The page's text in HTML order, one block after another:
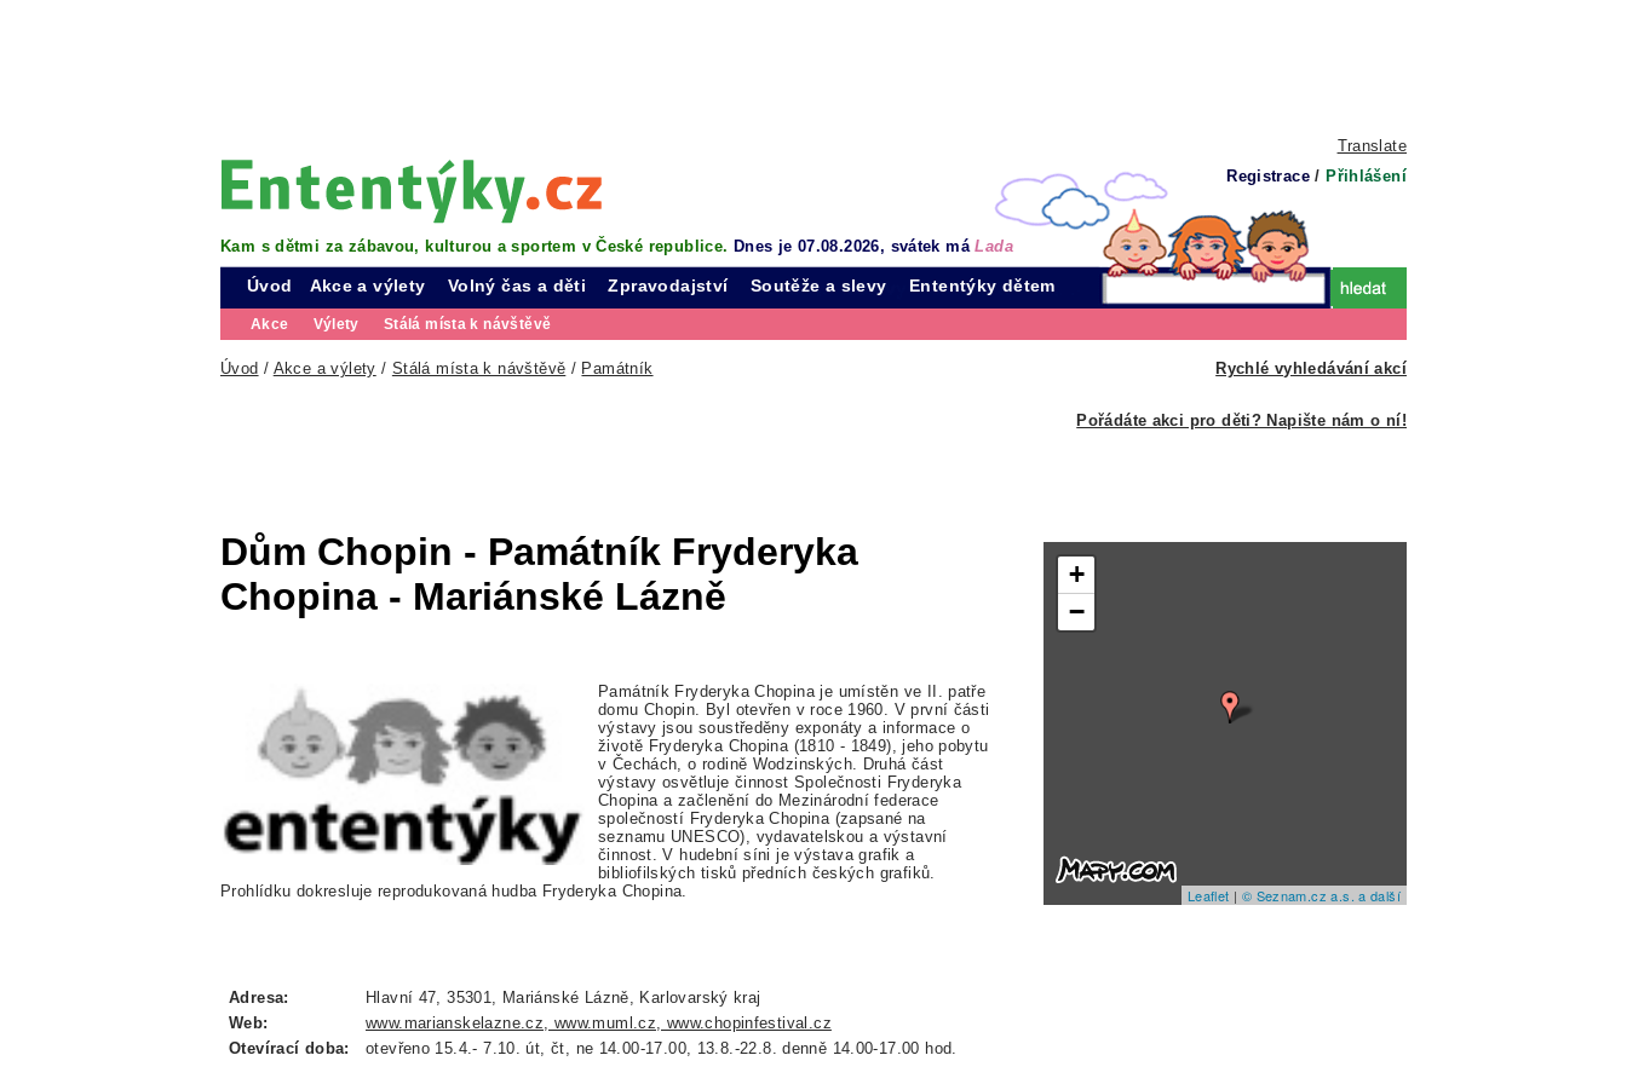
Translate
Registrace / Přihlášení
Kam s dětmi za zábavou, kulturou a sportem v České republice. Dnes je 07.08.2026, svátek máLada
Úvod Akce a výlety
Akce Výlety Stálá místa k návštěvě
Volný čas a děti Zpravodajství Soutěže a slevy Ententýky dětem
Rychlé vyhledávání akcí
Úvod / Akce a výlety / Stálá místa k návštěvě / Památník
Pořádáte akci pro děti? Napište nám o ní!
Dům Chopin - Památník Fryderyka
Chopina - Mariánské Lázně
Památník Fryderyka Chopina je umístěn ve II. patře
domu Chopin. Byl otevřen v roce 1960. V první části
výstavy jsou soustředěny exponáty a informace o
životě Fryderyka Chopina (1810 - 1849), jeho pobytu
v Čechách, o rodině Wodzinských. Druhá část
výstavy osvětluje činnost Společnosti Fryderyka
Chopina a začlenění do Mezinárodní federace
společností Fryderyka Chopina (zapsané na
seznamu UNESCO), vydavatelskou a výstavní
činnost. V hudební síni je výstava grafik a
bibliofilských tisků předních českých grafiků.
Prohlídku dokresluje reprodukovaná hudba Fryderyka Chopina.
Adresa:
Hlavní 47, 35301, Mariánské Lázně, Karlovarský kraj
Web:
www.marianskelazne.cz, www.muml.cz, www.chopinfestival.cz
Otevírací doba:
otevřeno 15.4.- 7.10. út, čt, ne 14.00-17.00, 13.8.-22.8. denně 14.00-17.00 hod.
+
−
Leaflet | © Seznam.cz a.s. a další